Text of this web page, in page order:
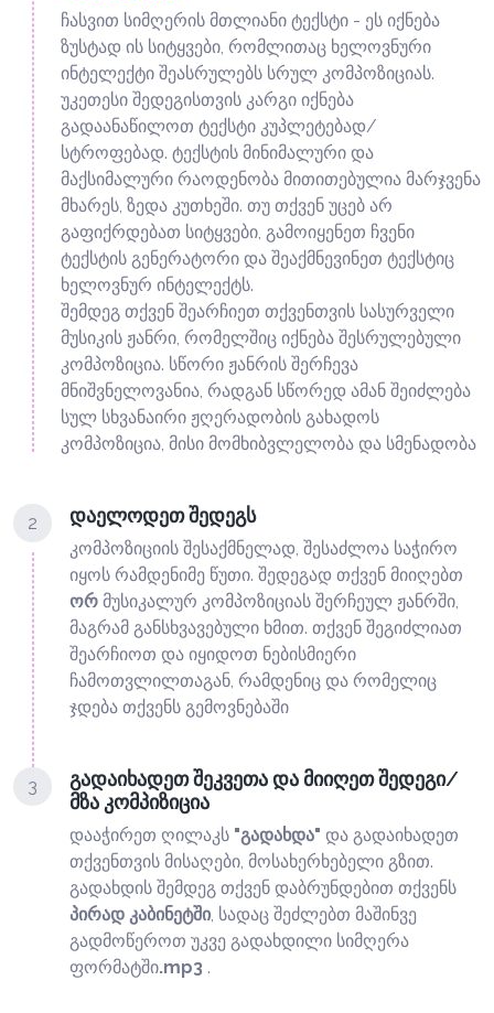
ჩასვით სიმღერის მთლიანი ტექსტი - ეს იქნება
ზუსტად ის სიტყვები, რომლითაც ხელოვნური
ინტელექტი შეასრულებს სრულ კომპოზიციას.
უკეთესი შედეგისთვის კარგი იქნება
გადაანაწილოთ ტექსტი კუპლეტებად/
სტროფებად. ტექსტის მინიმალური და
მაქსიმალური რაოდენობა მითითებულია მარჯვენა
მხარეს, ზედა კუთხეში. თუ თქვენ უცებ არ
გაფიქრდებათ სიტყვები, გამოიყენეთ ჩვენი
ტექსტის გენერატორი და შეაქმნევინეთ ტექსტიც
ხელოვნურ ინტელექტს.
შემდეგ თქვენ შეარჩიეთ თქვენთვის სასურველი
მუსიკის ჟანრი, რომელშიც იქნება შესრულებული
კომპოზიცია. სწორი ჟანრის შერჩევა
მნიშვნელოვანია, რადგან სწორედ ამან შეიძლება
სულ სხვანაირი ჟღერადობის გახადოს
კომპოზიცია, მისი მომხიბვლელობა და სმენადობა
2 დაელოდეთ შედეგს
კომპოზიციის შესაქმნელად, შესაძლოა საჭირო
იყოს რამდენიმე წუთი. შედეგად თქვენ მიიღებთ
ორ მუსიკალურ კომპოზიციას შერჩეულ ჟანრში,
მაგრამ განსხვავებული ხმით. თქვენ შეგიძლიათ
შეარჩიოთ და იყიდოთ ნებისმიერი
ჩამოთვლილთაგან, რამდენიც და რომელიც
ჯდება თქვენს გემოვნებაში
3
გადაიხადეთ შეკვეთა და მიიღეთ შედეგი/
მზა კომპიზიცია
დააჭირეთ ღილაკს "გადახდა" და გადაიხადეთ
თქვენთვის მისაღები, მოსახერხებელი გზით.
გადახდის შემდეგ თქვენ დაბრუნდებით თქვენს
პირად კაბინეტში, სადაც შეძლებთ მაშინვე
გადმოწეროთ უკვე გადახდილი სიმღერა
ფორმატში.mp3 .